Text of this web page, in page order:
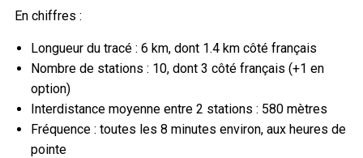
En chiffres :
Longueur du tracé : 6 km, dont 1.4 km côté français
Nombre de stations : 10, dont 3 côté français (+1 en
option)
Interdistance moyenne entre 2 stations : 580 mètres
Fréquence : toutes les 8 minutes environ, aux heures de
pointe